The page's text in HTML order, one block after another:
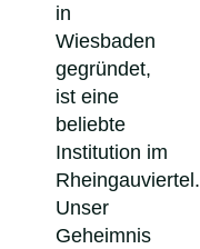
in
Wiesbaden
gegründet,
ist eine
beliebte
Institution im
Rheingauviertel.
Unser
Geheimnis